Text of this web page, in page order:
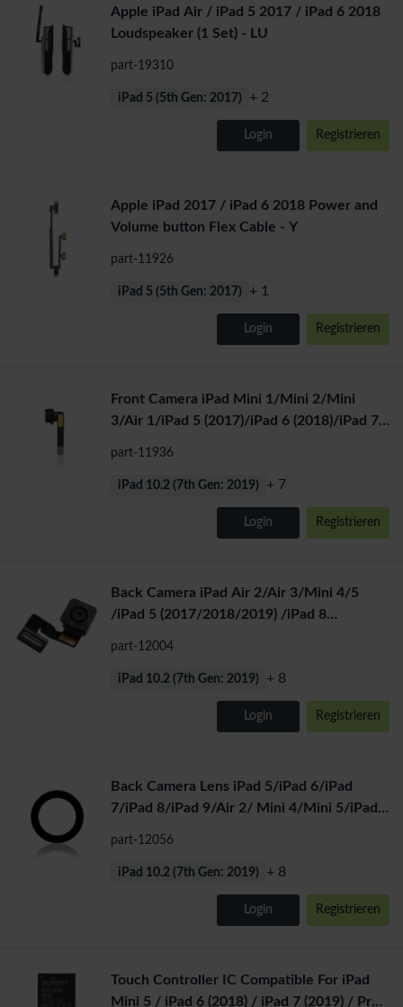
Apple iPad Air / iPad 5 2017 / iPad 6 2018
Loudspeaker (1 Set) - LU
part-19310
iPad 5 (5th Gen: 2017) + 2
Login Registrieren
Apple iPad 2017 / iPad 6 2018 Power and
Volume button Flex Cable - Y
part-11926
iPad 5 (5th Gen: 2017) + 1
Login Registrieren
Front Camera iPad Mini 1/Mini 2/Mini
3/Air 1/iPad 5 (2017)/iPad 6 (2018)/iPad 7
part-11936
iPad 10.2 (7th Gen: 2019) + 7
Login Registrieren
Back Camera iPad Air 2/Air 3/Mini 4/5
/iPad 5 (2017/2018/2019) /iPad 8
part-12004
iPad 10.2 (7th Gen: 2019) + 8
Login Registrieren
Back Camera Lens iPad 5/iPad 6/iPad
7/iPad 8/iPad 9/Air 2/ Mini 4/Mini 5/iPad
part-12056
iPad 10.2 (7th Gen: 2019) + 8
Login Registrieren
Touch Controller IC Compatible For iPad
Mini 5 / iPad 6 (2018) / iPad 7 (2019) / Pro